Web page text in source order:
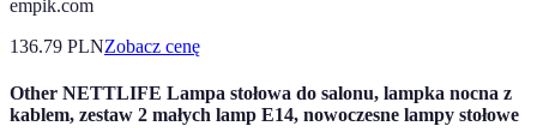
empik.com
136.79 PLNZobacz cenę
Other NETTLIFE Lampa stołowa do salonu, lampka nocna z
kablem, zestaw 2 małych lamp E14, nowoczesne lampy stołowe